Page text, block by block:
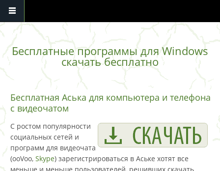
Перейти к основному содержанию
Бесплатные программы для Windows
скачать бесплатно
Бесплатная Аська для компьютера и телефона
с видеочатом
С ростом популярности
социальных сетей и
программ для видеочата
(ooVoo, Skype) зарегистрироваться в Аське хотят все